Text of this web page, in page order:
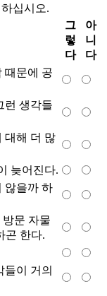
십시오.
그
렇
다
아
니
다
때문에 공
런 생각들
대해 더 많
늦어진다.
않을까 하
문 자물
곤 한다.
들이 거의